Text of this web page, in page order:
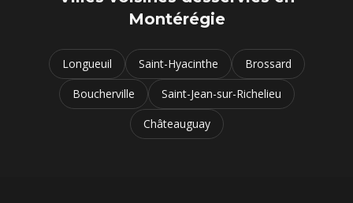
Montérégie
Longueuil Saint-Hyacinthe
Brossard
Boucherville
Saint-Jean-sur-Richelieu
Châteauguay